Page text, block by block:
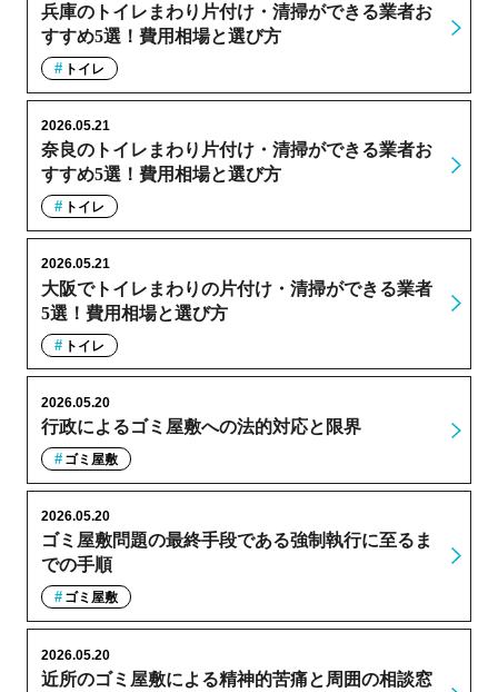
兵庫のトイレまわり片付け・清掃ができる業者お
すすめ5選！費用相場と選び方
トイレ
奈良のトイレまわり片付け・清掃ができる業者お
すすめ5選！費用相場と選び方
2026.05.21
トイレ
大阪でトイレまわりの片付け・清掃ができる業者
5選！費用相場と選び方
2026.05.21
トイレ
行政によるゴミ屋敷への法的対応と限界
2026.05.20
ゴミ屋敷
ゴミ屋敷問題の最終手段である強制執行に至るま
での手順
2026.05.20
ゴミ屋敷
近所のゴミ屋敷による精神的苦痛と周囲の相談窓
2026.05.20